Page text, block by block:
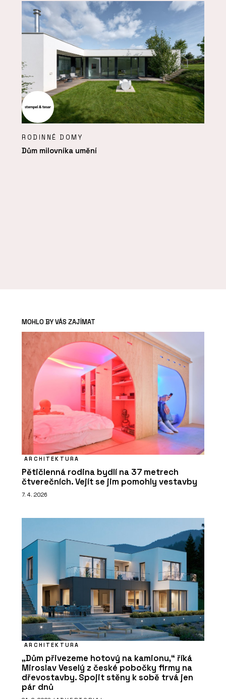
RODINNÉ DOMY
Dům milovníka umění
MOHLO BY VÁS ZAJÍMAT
ARCHITEKTURA
Pětičlenná rodina bydlí na 37 metrech
čtverečních. Vejít se jim pomohly vestavby
7. 4. 2026
ARCHITEKTURA
„Dům přivezeme hotový na kamionu,“ říká
Miroslav Veselý z české pobočky firmy na
dřevostavby. Spojit stěny k sobě trvá jen
pár dnů